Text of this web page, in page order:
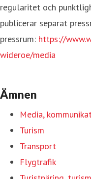
regularitet och
publicerar separat
pressrum: https://
wideroe/media
Ämnen
Media,
Turism
Transport
Flygtrafik